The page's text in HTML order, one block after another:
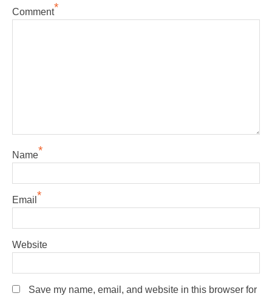
Comment*
Name*
Email *
Website
Save my name, email, and website in this browser for